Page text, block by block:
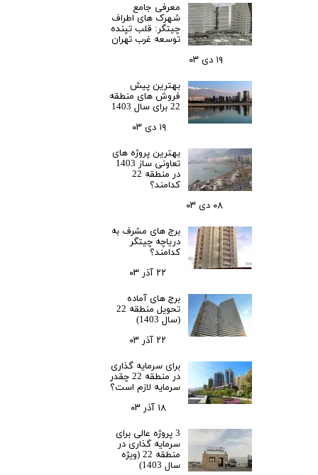
معرفی جامع
شهرک‌ های اطراف
چیتگر: قلب تپنده
توسعه غرب تهران
۱۹ دی ۰۳
بهترین پیش
فروش های منطقه
22 برای سال 1403
۱۹ دی ۰۳
بهترین پروژه های
تعاونی ساز 1403
در منطقه 22
کدامند؟
۰۸ دی ۰۳
برج های مشرف به
دریاچه چیتگر
کدامند؟
۲۲ آذر ۰۳
برج های آماده
تحویل منطقه 22
(سال 1403)
۲۲ آذر ۰۳
برای سرمایه‌ گذاری
در منطقه 22 چقدر
سرمایه لازم است؟
۱۸ آذر ۰۳
3 پروژه عالی برای
سرمایه گذاری در
منطقه 22 (ویژه
سال 1403)